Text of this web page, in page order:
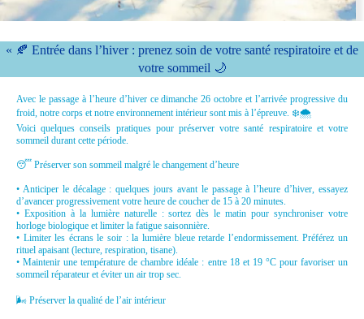
« 🍂 Entrée dans l’hiver : prenez soin de votre santé respiratoire et de
votre sommeil 🌙
Avec le passage à l’heure d’hiver ce dimanche 26 octobre et l’arrivée progressive du
froid, notre corps et notre environnement intérieur sont mis à l’épreuve. ❄️🌨️
Voici quelques conseils pratiques pour préserver votre santé respiratoire et votre
sommeil durant cette période.
😴 Préserver son sommeil malgré le changement d’heure
• Anticiper le décalage : quelques jours avant le passage à l’heure d’hiver, essayez
d’avancer progressivement votre heure de coucher de 15 à 20 minutes.
• Exposition à la lumière naturelle : sortez dès le matin pour synchroniser votre
horloge biologique et limiter la fatigue saisonnière.
• Limiter les écrans le soir : la lumière bleue retarde l’endormissement. Préférez un
rituel apaisant (lecture, respiration, tisane).
• Maintenir une température de chambre idéale : entre 18 et 19 °C pour favoriser un
sommeil réparateur et éviter un air trop sec.
🌬️ Préserver la qualité de l’air intérieur